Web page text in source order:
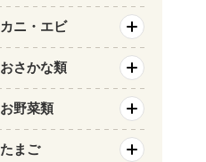
カニ・エビ
おさかな類
お野菜類
たまご